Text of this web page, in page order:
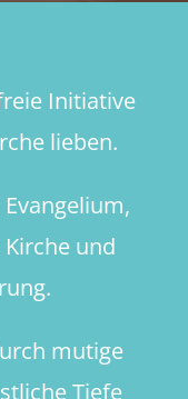
Initiative
lieben.
und
mutige
Tiefe